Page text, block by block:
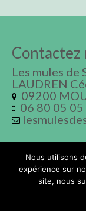
Contactez
Les mules de
LAUDREN
09200
06 80 05 05
Mentions
© 2026 Les mules de
Nous utilisons
expérience sur
site, nous